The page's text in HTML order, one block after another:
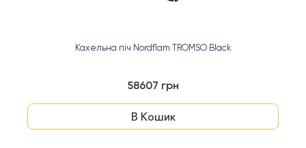
Кахельна піч Nordflam TROMSO Black
58607 грн
В Кошик